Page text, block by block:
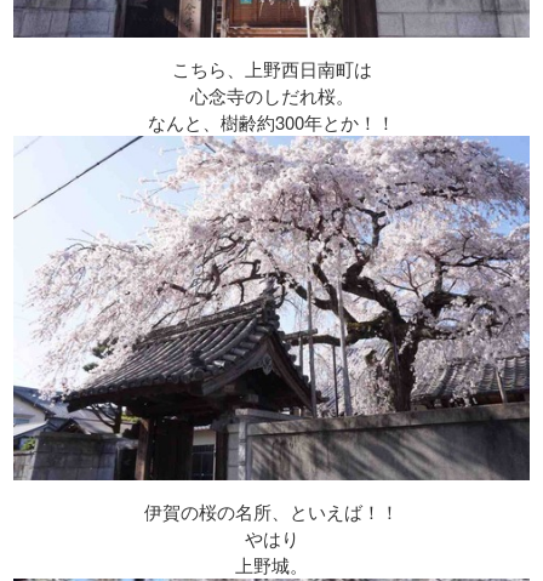
こちら、上野西日南町は
心念寺のしだれ桜。
なんと、樹齢約300年とか！！
伊賀の桜の名所、といえば！！
やはり
上野城。